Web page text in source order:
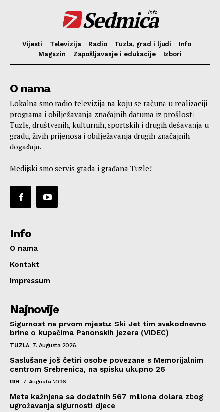
Sedmica
info
Vijesti Televizija Radio Tuzla, grad i ljudi
Info
Magazin
Zapošljavanje i edukacije Izbori
O nama
Lokalna smo radio televizija na koju se računa u realizaciji
programa i obilježavanja značajnih datuma iz prošlosti
Tuzle, društvenih, kulturnih, sportskih i drugih dešavanja u
gradu, živih prijenosa i obilježavanja drugih značajnih
događaja.
Medijski smo servis grada i građana Tuzle!
Info
O nama
Kontakt
Impressum
Najnovije
Sigurnost na prvom mjestu: Ski Jet tim svakodnevno
brine o kupačima Panonskih jezera (VIDEO)
TUZLA 7. Augusta 2026.
Saslušane još četiri osobe povezane s Memorijalnim
centrom Srebrenica, na spisku ukupno 26
BIH 7. Augusta 2026.
Meta kažnjena sa dodatnih 567 miliona dolara zbog
ugrožavanja sigurnosti djece